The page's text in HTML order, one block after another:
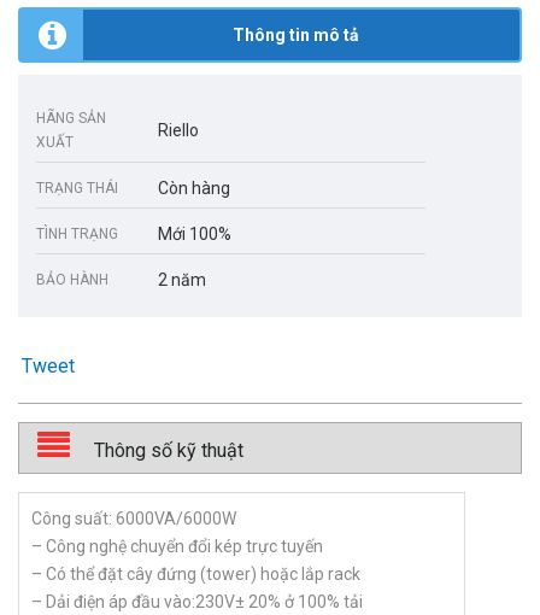
Thông tin mô tả
HÃNG SẢN
XUẤT
Riello
TRẠNG THÁI Còn hàng
TÌNH TRẠNG Mới 100%
BẢO HÀNH 2 năm
Tweet
Thông số kỹ thuật
Công suất: 6000VA/6000W
– Công nghệ chuyển đổi kép trực tuyến
– Có thể đặt cây đứng (tower) hoặc lắp rack
– Dải điện áp đầu vào:230V± 20% ở 100% tải